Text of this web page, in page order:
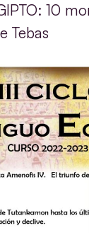
10
Tebas